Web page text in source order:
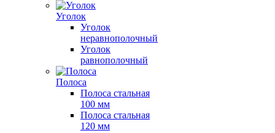
Уголок
Уголок
неравнополочный
Уголок
равнополочный
Полоса
Полоса стальная
100 мм
Полоса стальная
120 мм